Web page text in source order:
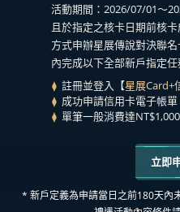
活動期間：2026/07/01～
且於指定之核卡日期前核
方式申辦星展傳說對決聯
內完成以下全部新戶指定
註冊並登入【星展Card+
成功申請信用卡電子帳單
單筆一般消費達
立即
* 新戶定義為申請當日之前180天內